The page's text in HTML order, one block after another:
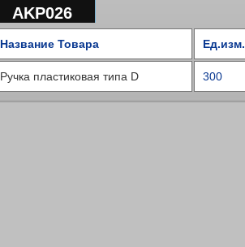
AKP026
Название Товара Ед.изм.
Ручка пластиковая типа D 300